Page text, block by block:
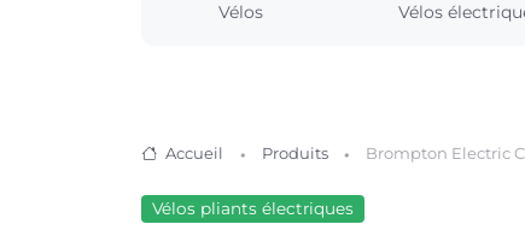
Vélos Vélos
Accueil Produits Brompton Electric
Vélos pliants électriques